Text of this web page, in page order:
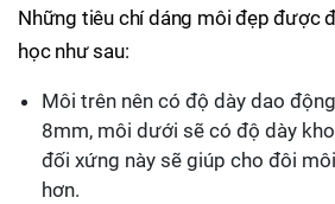
Những tiêu chí dáng môi đẹp được
học như sau:
Môi trên nên có độ dày dao
8mm, môi dưới sẽ có độ dày
đối xứng này sẽ giúp cho đôi
hơn.